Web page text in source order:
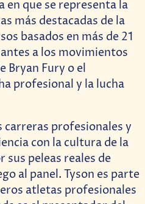
en que se representa la
más destacadas de la
basados en más de 21
a los movimientos
Bryan Fury o el
profesional y la lucha
carreras profesionales y
con la cultura de la
peleas reales de
al panel. Tyson es parte
atletas profesionales